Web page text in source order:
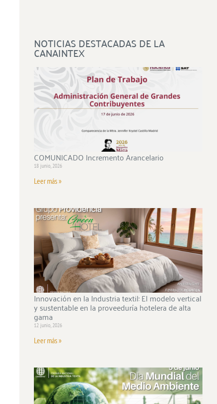
NOTICIAS DESTACADAS DE LA
CANAINTEX
COMUNICADO Incremento Arancelario
18 junio, 2026
Leer más »
Innovación en la Industria textil: El modelo vertical
y sustentable en la proveeduría hotelera de alta
gama
12 junio, 2026
Leer más »